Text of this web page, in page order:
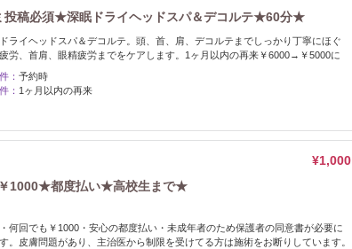
投稿必須★深眠ドライヘッドスパ＆デコルテ★60分★
ライヘッドスパ＆デコルテ。頭、首、肩、デコルテまでしっかり丁寧にほぐ
労、首肩、眼精疲労までをケアします。1ヶ月以内の再来￥6000→￥5000に
： 予約時
： 1ヶ月以内の再来
¥1,000
都度払い★高校生まで★
何回でも￥1000・安心の都度払い・未成年者のため保護者の同意書が必要に
。皮膚問題があり、主治医から制限を受けてる方は施術をお断りしています。